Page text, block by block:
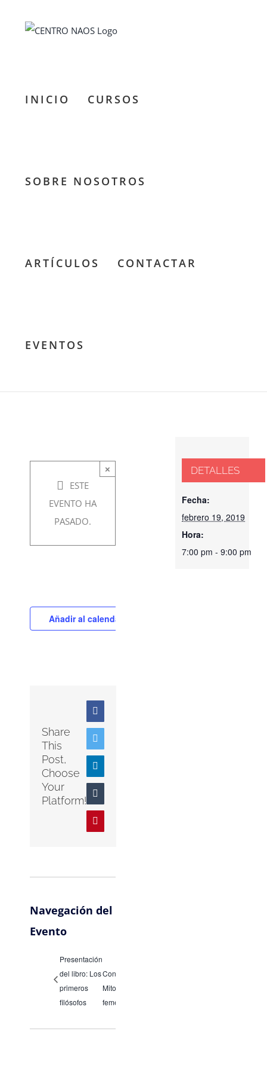
INICIO CURSOS
SOBRE NOSOTROS
ARTÍCULOS CONTACTAR
EVENTOS
×
ESTE
EVENTO HA
PASADO.
2019 @
7:00 pm
-9:00
pm
Añadir al calendario
Share
This
Post,
Choose
Your
Platform!
Navegación del
Evento
Presentación
del libro: Los
primeros
filósofos
Conferencia:
Mitos
femeninos
DETALLES
Fecha:
febrero 19, 2019
Hora:
7:00 pm - 9:00 pm